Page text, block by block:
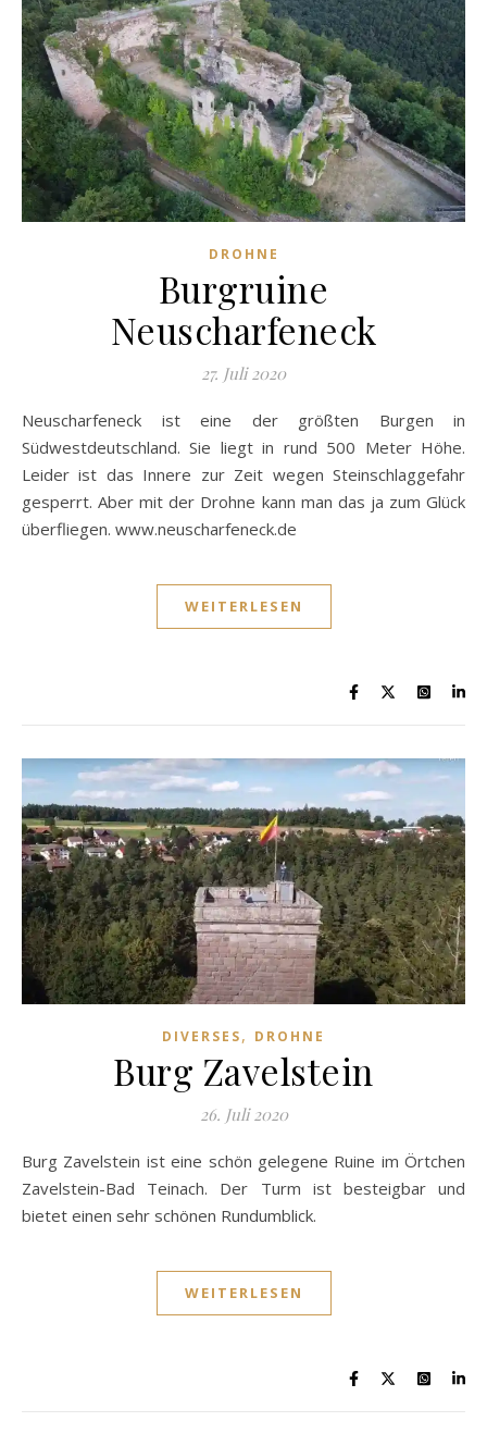
DROHNE
Burgruine
Neuscharfeneck
27. Juli 2020
Neuscharfeneck ist eine der größten Burgen in
Südwestdeutschland. Sie liegt in rund 500 Meter Höhe.
Leider ist das Innere zur Zeit wegen Steinschlaggefahr
gesperrt. Aber mit der Drohne kann man das ja zum Glück
überfliegen. www.neuscharfeneck.de
WEITERLESEN
DIVERSES, DROHNE
Burg Zavelstein
26. Juli 2020
Burg Zavelstein ist eine schön gelegene Ruine im Örtchen
Zavelstein-Bad Teinach. Der Turm ist besteigbar und
bietet einen sehr schönen Rundumblick.
WEITERLESEN